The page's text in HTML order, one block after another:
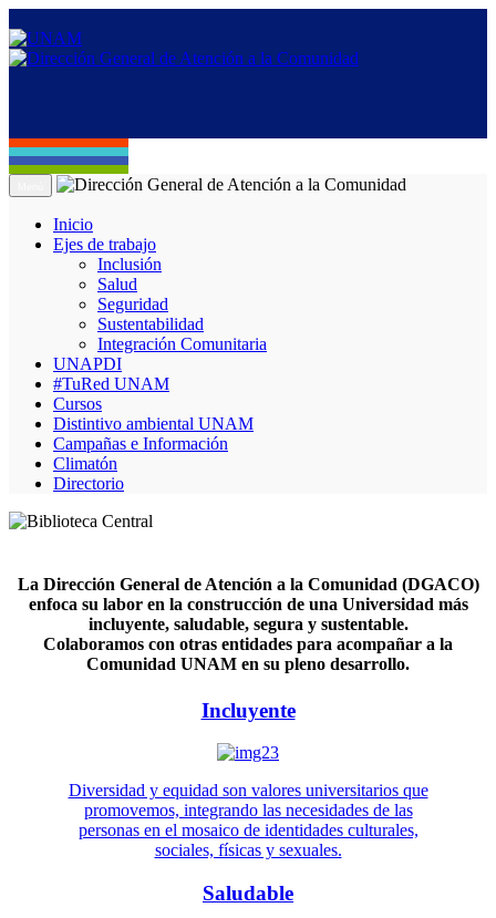
Inicio
Ejes de trabajo
Inclusión
Salud
Seguridad
Sustentabilidad
Integración Comunitaria
UNAPDI
#TuRed UNAM
Cursos
Distintivo ambiental UNAM
Campañas e Información
Climatón
Directorio
La Dirección General de Atención a la Comunidad (DGACO)
enfoca su labor en la construcción de una Universidad más
incluyente, saludable, segura y sustentable.
Colaboramos con otras entidades para acompañar a la
Comunidad UNAM en su pleno desarrollo.
Incluyente
Diversidad y equidad son valores universitarios que
promovemos, integrando las necesidades de las
personas en el mosaico de identidades culturales,
sociales, físicas y sexuales.
Saludable